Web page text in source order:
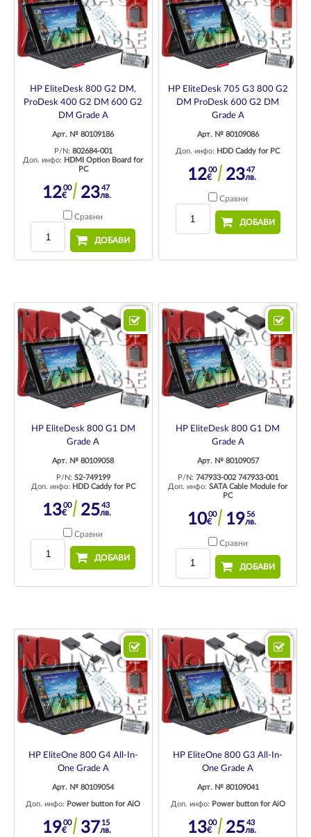
HP EliteDesk 800 G2 DM,
ProDesk 400 G2 DM 600 G2
DM Grade A
Арт. № 80109186
P/N: 802684-001
Доп. инфо: HDMI Option Board for
PC
1200
€ 2347
лв.
Сравни
ДОБАВИ
HP EliteDesk 705 G3 800 G2
DM ProDesk 600 G2 DM
Grade A
Арт. № 80109086
Доп. инфо: HDD Caddy for PC
1200
€ 2347
лв.
Сравни
ДОБАВИ
HP EliteDesk 800 G1 DM
Grade A
Арт. № 80109058
P/N: S2-749199
Доп. инфо: HDD Caddy for PC
1300
€ 2543
лв.
Сравни
ДОБАВИ
HP EliteDesk 800 G1 DM
Grade A
Арт. № 80109057
P/N: 747933-002 747933-001
Доп. инфо:SATA Cable Module for
PC
1000
€ 1956
лв.
Сравни
ДОБАВИ
HP EliteOne 800 G4 All-In-
One Grade A
Арт. № 80109054
Доп. инфо: Power button for AiO
1900
€ 3715
лв.
HP EliteOne 800 G3 All-In-
One Grade A
Арт. № 80109041
Доп. инфо: Power button for AiO
1300
€ 2543
лв.